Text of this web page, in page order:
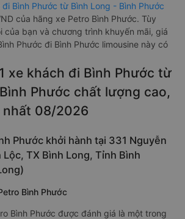
đi Bình Phước từ Bình Long - Bình Phước
của hãng xe Petro Bình Phước. Tùy
của bạn và chương trình khuyến mãi, giá
Phước đi Bình Phước limousine này có
xe khách đi Bình Phước từ
Phước chất lượng cao,
nhất 08/2026
Phước khởi hành tại 331 Nguyễn
Lộc, TX Bình Long, Tỉnh Bình
Bình Phước
Bình Phước được đánh giá là một trong